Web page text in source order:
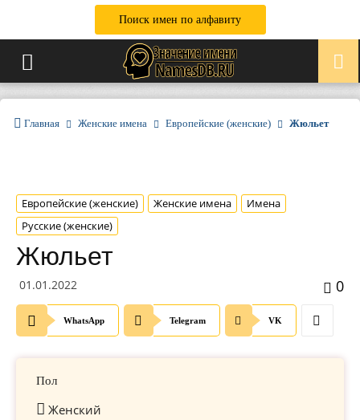
Поиск имен по алфавиту
Главная Женские имена Европейские (женские) Жюльет
Европейские (женские) Женские имена
Имена
Русские (женские)
Жюльет
01.01.2022 0
WhatsApp Telegram VK
Пол
Женский